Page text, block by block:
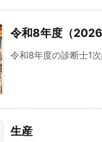
令和8年度（
令和8年度の診断士1
生産